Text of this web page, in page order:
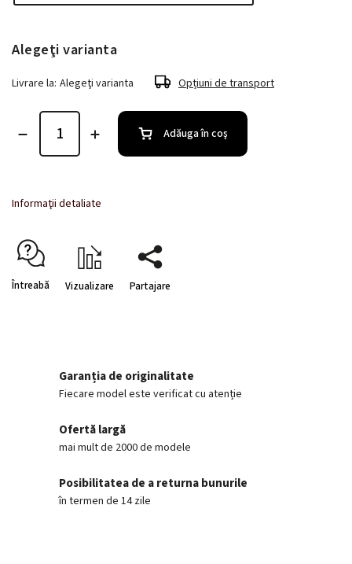
Alegeţi varianta
Livrare la: Alegeţi varianta Opțiuni de transport
Adăuga în coş
Informaţii detaliate
Întreabă Vizualizare Partajare
Garanția de originalitate
Fiecare model este verificat cu atenție
Ofertă largă
mai mult de 2000 de modele
Posibilitatea de a returna bunurile
în termen de 14 zile